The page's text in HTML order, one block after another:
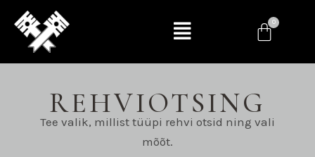
REHVIOTSING
Tee valik, millist tüüpi rehvi otsid ning vali
mõõt.